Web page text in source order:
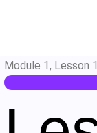
Module 1, Lesson 1